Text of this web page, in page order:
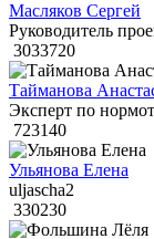
Масляков Сергей
Руководитель
3033720
Тайманова
Эксперт по
723140
Ульянова Елена
uljascha2
330230